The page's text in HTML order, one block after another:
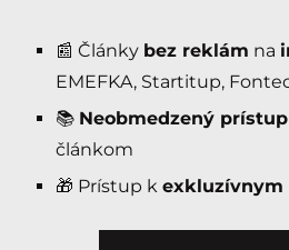
📰 Články bez reklám na
EMEFKA, Startitup,
📚 Neobmedzený prístup
článkom
🎁 Prístup k exkluzívnym